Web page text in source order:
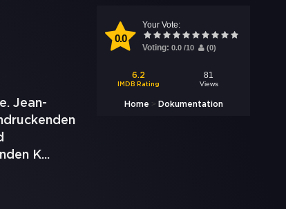
0.0
Your Vote:
Voting: 0.0 /10 (0)
6.2
IMDB Rating
81
Views
Home > Dokumentation
Jean-
K...